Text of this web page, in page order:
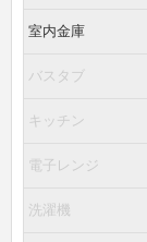
室内金庫
バスタブ
キッチン
電子レンジ
洗濯機